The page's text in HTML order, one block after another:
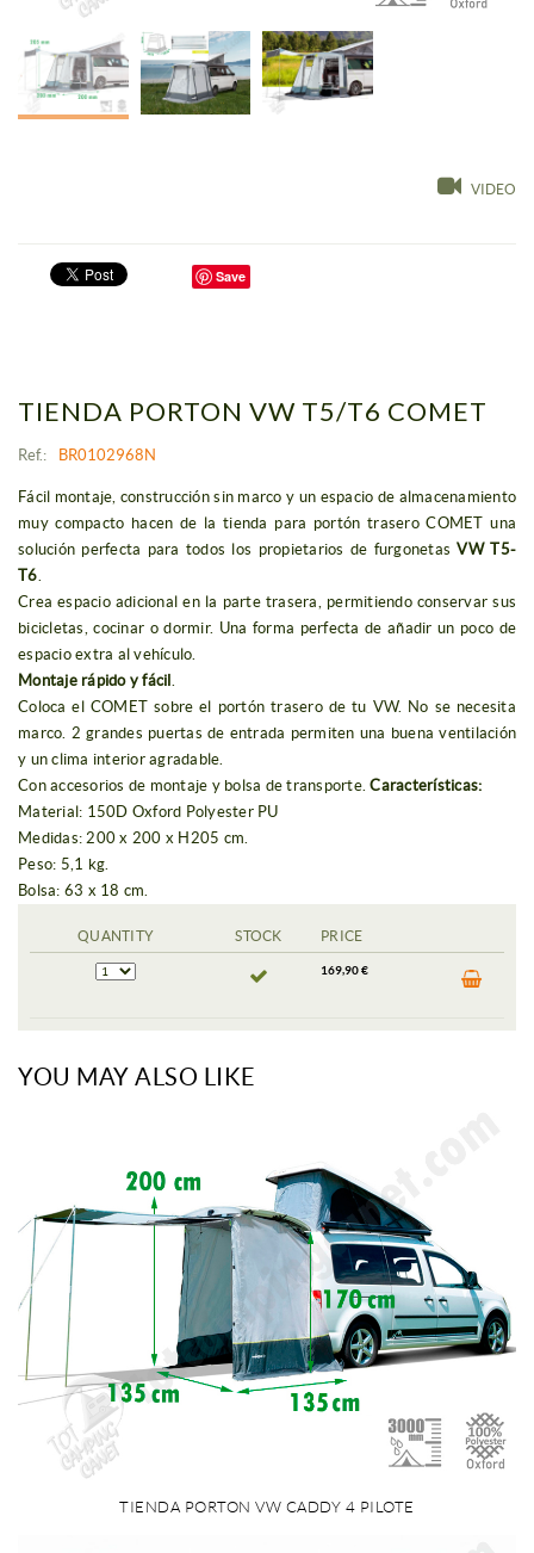
VIDEO
Save
TIENDA PORTON VW T5/T6 COMET
Ref.: BR0102968N
Fácil montaje, construcción sin marco y un espacio de almacenamiento
muy compacto hacen de la tienda para portón trasero COMET una
solución perfecta para todos los propietarios de furgonetasVW T5-
T6.
Crea espacio adicional en la parte trasera, permitiendo conservar sus
bicicletas, cocinar o dormir. Una forma perfecta de añadir un poco de
espacio extra al vehículo.
Montaje rápido y fácil .
Coloca el COMET sobre el portón trasero de tu VW. No se necesita
marco. 2 grandes puertas de entrada permiten una buena ventilación
y un clima interior agradable.
Con accesorios de montaje y bolsa de transporte.Características:
Material: 150D Oxford Polyester PU
Medidas: 200 x 200 x H205 cm.
Peso: 5,1 kg.
Bolsa: 63 x 18 cm.
QUANTITY STOCK PRICE
169,90 €
YOU MAY ALSO LIKE
TIENDA PORTON VW CADDY 4 PILOTE